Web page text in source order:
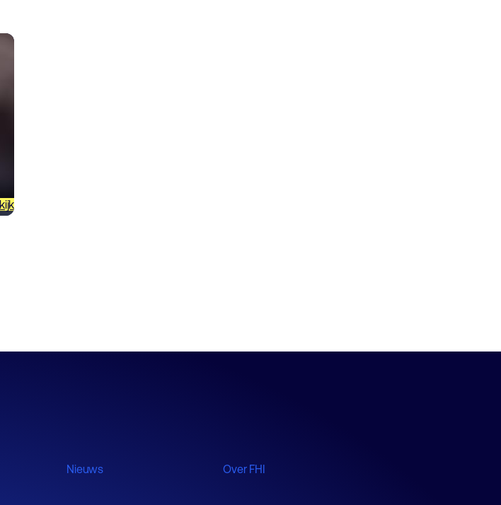
Nieuws Over FHI